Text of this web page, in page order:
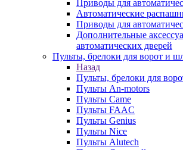
Приводы для
Автоматические
Приводы для
Дополнительные
автоматических дверей
Пульты, брелоки для ворот и
Назад
Пульты, брелоки для
Пульты An-motors
Пульты Came
Пульты FAAC
Пульты Genius
Пульты Nice
Пульты Alutech